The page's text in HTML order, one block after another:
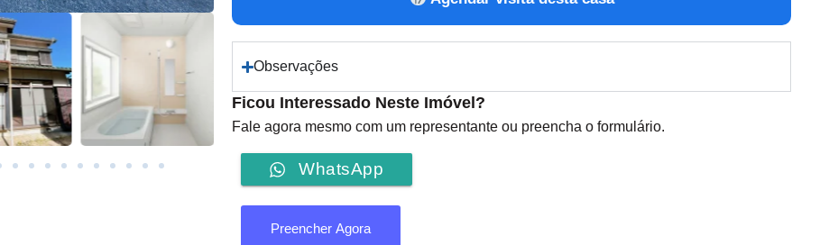
Observações
Ficou Interessado Neste Imóvel?
Fale agora mesmo com um representante ou preencha o formulário.
WhatsApp
Preencher Agora